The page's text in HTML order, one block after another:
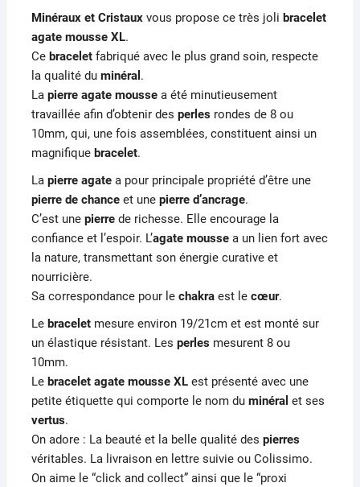
Minéraux et Cristauxvous propose ce très joli bracelet
agate mousse XL.
Ce braceletfabriqué avec le plus grand soin, respecte
la qualité du minéral .
La pierre agate mousse a été minutieusement
travaillée afin d’obtenir des perlesrondes de 8 ou
10mm, qui, une fois assemblées, constituent ainsi un
magnifique bracelet.
La pierre agatea pour principale propriété d’être une
pierre de chanceet une pierre d’ancrage.
C’est une pierrede richesse. Elle encourage la
confiance et l’espoir. L’agate moussea un lien fort avec
la nature, transmettant son énergie curative et
nourricière.
Sa correspondance pour le chakraest le cœur.
Le bracelet mesure environ 19/21cm et est monté sur
un élastique résistant. Les perlesmesurent 8 ou
10mm.
Lebracelet agate mousse XL est présenté avec une
petite étiquette qui comporte le nom du minéral et ses
vertus.
On adore : La beauté et la belle qualité des pierres
véritables. La livraison en lettre suivie ou Colissimo.
On aime le “click and collect” ainsi que le “proxi